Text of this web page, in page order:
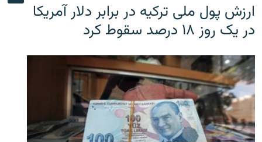
ارزش پول ملی ترکیه در برابر دلار آمریکا
در یک روز ۱۸ درصد سقوط کرد